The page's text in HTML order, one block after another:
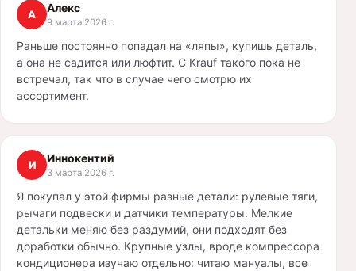
А Алекс
9 марта 2026 г.
Раньше постоянно попадал на «ляпы», купишь деталь,
а она не садится или люфтит. С Krauf такого пока не
встречал, так что в случае чего смотрю их
ассортимент.
И Иннокентий
3 марта 2026 г.
Я покупал у этой фирмы разные детали: рулевые тяги,
рычаги подвески и датчики температуры. Мелкие
детальки меняю без раздумий, они подходят без
доработки обычно. Крупные узлы, вроде компрессора
кондиционера изучаю отдельно: читаю мануалы, все